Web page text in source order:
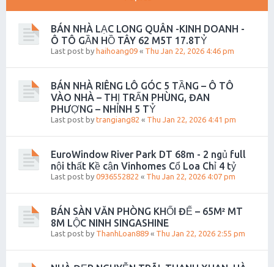
BÁN NHÀ LẠC LONG QUÂN -KINH DOANH -
Ô TÔ GẦN HỒ TÂY 62 M5T 17.8TỶ
Last post by haihoang09 « Thu Jan 22, 2026 4:46 pm
BÁN NHÀ RIÊNG LÔ GÓC 5 TẦNG – Ô TÔ
VÀO NHÀ – THỊ TRẤN PHÙNG, ĐAN
PHƯỢNG – NHỈNH 5 TỶ
Last post by trangiang82 « Thu Jan 22, 2026 4:41 pm
EuroWindow River Park DT 68m - 2 ngủ full
nội thất Kề cận Vinhomes Cổ Loa Chỉ 4 tỷ
Last post by 0936552822 « Thu Jan 22, 2026 4:07 pm
BÁN SÀN VĂN PHÒNG KHỐI ĐẾ – 65M² MT
8M LỘC NINH SINGASHINE
Last post by ThanhLoan889 « Thu Jan 22, 2026 2:55 pm